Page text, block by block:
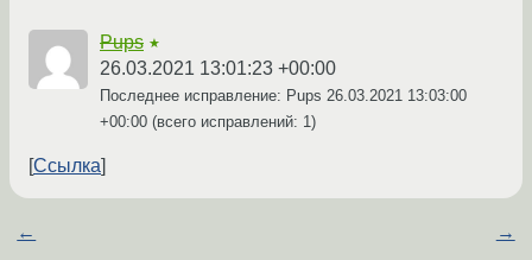
Pups ★
26.03.2021 13:01:23 +00:00
Последнее исправление: Pups 26.03.2021 13:03:00
+00:00 (всего исправлений: 1)
Ссылка
← →